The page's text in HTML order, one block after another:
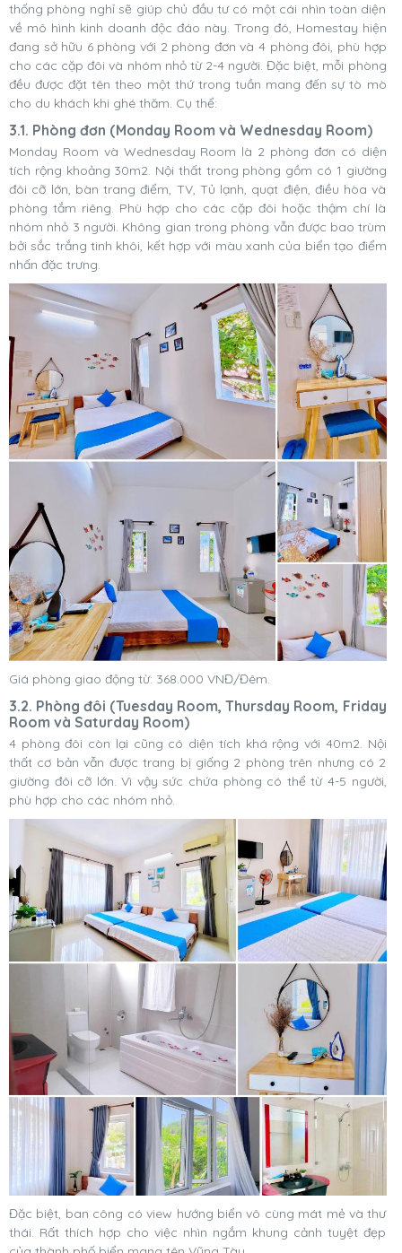
thống phòng nghỉ sẽ giúp chủ đầu tư có một cái nhìn toàn diện
về mô hình kinh doanh độc đáo này. Trong đó, Homestay hiện
đang sở hữu 6 phòng với 2 phòng đơn và 4 phòng đôi, phù hợp
cho các cặp đôi và nhóm nhỏ từ 2-4 người. Đặc biệt, mỗi phòng
đều được đặt tên theo một thứ trong tuần mang đến sự tò mò
cho du khách khi ghé thăm. Cụ thể:
3.1. Phòng đơn (Monday Room và Wednesday Room)
Monday Room và Wednesday Room là 2 phòng đơn có diện
tích rộng khoảng 30m2. Nội thất trong phòng gồm có 1 giường
đôi cỡ lớn, bàn trang điểm, TV, Tủ lạnh, quạt điện, điều hòa và
phòng tắm riêng. Phù hợp cho các cặp đôi hoặc thậm chí là
nhóm nhỏ 3 người. Không gian trong phòng vẫn được bao trùm
bởi sắc trắng tinh khôi, kết hợp với màu xanh của biển tạo điểm
nhấn đặc trưng.
Giá phòng giao động từ: 368.000 VNĐ/Đêm.
3.2. Phòng đôi (Tuesday Room, Thursday Room, Friday
Room và Saturday Room)
4 phòng đôi còn lại cũng có diện tích khá rộng với 40m2. Nội
thất cơ bản vẫn được trang bị giống 2 phòng trên nhưng có 2
giường đôi cỡ lớn. Vì vậy sức chứa phòng có thể từ 4-5 người,
phù hợp cho các nhóm nhỏ.
Đặc biệt, ban công có view hướng biển vô cùng mát mẻ và thư
thái. Rất thích hợp cho việc nhìn ngắm khung cảnh tuyệt đẹp